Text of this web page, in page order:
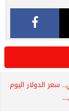
الدولار اليوم